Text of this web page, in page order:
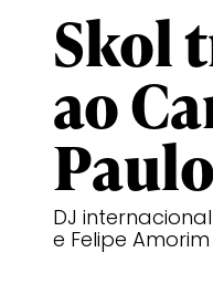
Skol
ao
Paulo
DJ
e Felipe